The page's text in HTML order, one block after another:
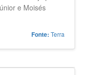
e Moisés
Fonte: Terra